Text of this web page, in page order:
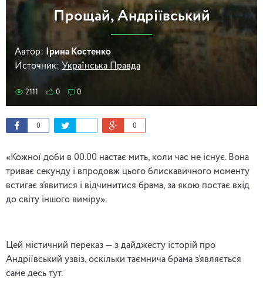
Прощай, Андріївський
Автор:
Ірина Костенко
Источник: Українська Правда
2111 0 0
0 0
«Кожної доби в 00.00 настає мить, коли час не існує. Вона
триває секунду і впродовж цього блискавичного моменту
встигає з’явитися і відчинитися брама, за якою постає вхід
до світу іншого виміру».
Цей містичний переказ — з дайджесту історій про
Андріївський узвіз, оскільки таємнича брама з’являється
саме десь тут.